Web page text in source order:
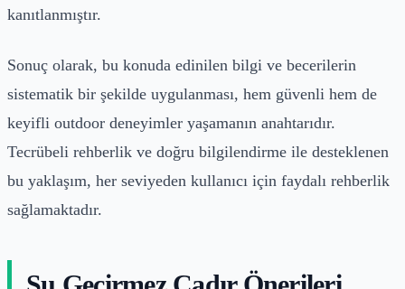
kanıtlanmıştır.
Sonuç olarak, bu konuda edinilen bilgi ve becerilerin
sistematik bir şekilde uygulanması, hem güvenli hem de
keyifli outdoor deneyimler yaşamanın anahtarıdır.
Tecrübeli rehberlik ve doğru bilgilendirme ile desteklenen
bu yaklaşım, her seviyeden kullanıcı için faydalı rehberlik
sağlamaktadır.